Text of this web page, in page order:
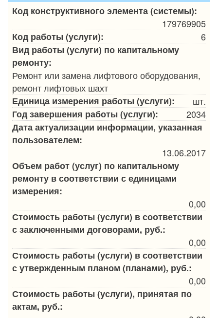
Код конструктивного элемента (системы):
179769905
Код работы (услуги):
6
Вид работы (услуги) по капитальному
ремонту:
Ремонт или замена лифтового оборудования,
ремонт лифтовых шахт
Единица измерения работы (услуги):
шт.
Год завершения работы (услуги):
2034
Дата актуализации информации, указанная
пользователем:
13.06.2017
Объем работ (услуг) по капитальному
ремонту в соответствии с единицами
измерения:
0,00
Стоимость работы (услуги) в соответствии
с заключенными договорами, руб.:
0,00
Стоимость работы (услуги) в соответствии
с утвержденным планом (планами), руб.:
0,00
Стоимость работы (услуги), принятая по
актам, руб.: